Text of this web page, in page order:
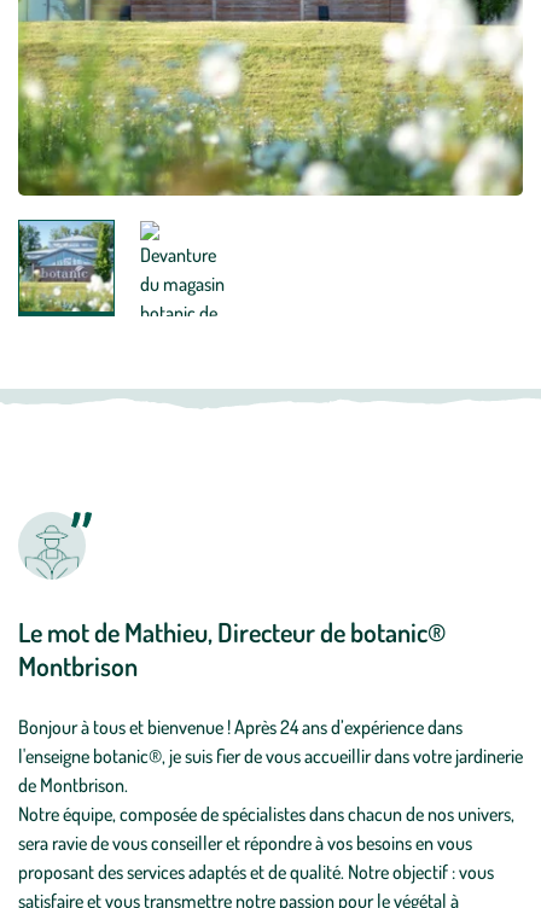
Le mot de Mathieu, Directeur de botanic®
Montbrison
Bonjour à tous et bienvenue ! Après 24 ans d’expérience dans
l'enseigne botanic®, je suis fier de vous accueillir dans votre jardinerie
de Montbrison.
Notre équipe, composée de spécialistes dans chacun de nos univers,
sera ravie de vous conseiller et répondre à vos besoins en vous
proposant des services adaptés et de qualité. Notre objectif : vous
satisfaire et vous transmettre notre passion pour le végétal à